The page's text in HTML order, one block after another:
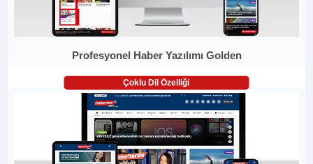
Profesyonel Haber Yazılımı Golden
Çoklu Dil Özelliği